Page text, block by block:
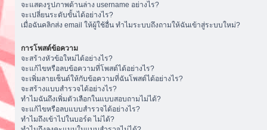
จะแสดงรูปภาพด้านล่าง username อย่างไร?
จะเปลี่ยนระดับขั้นได้อย่างไร?
เมื่อฉันคลิกส่ง email ให้ผู้ใช้อื่น ทำไมระบบถึงถามให้ฉันเข้าสู่ระบบใหม่?
การโพสต์ข้อความ
จะสร้างหัวข้อใหม่ได้อย่างไร?
จะแก้ไขหรือลบข้อความที่โพสต์ได้อย่างไร?
จะเพิ่มลายเซ็นต์ให้กับข้อความที่ฉันโพสต์ได้อย่างไร?
จะสร้างแบบสำรวจได้อย่างไร?
ทำไมฉันถึงเพิ่มตัวเลือกในแบบสอบถามไม่ได้?
จะแก้ไขหรือลบแบบสำรวจได้อย่างไร?
ทำไมถึงเข้าไปในบอร์ด ไม่ได้?